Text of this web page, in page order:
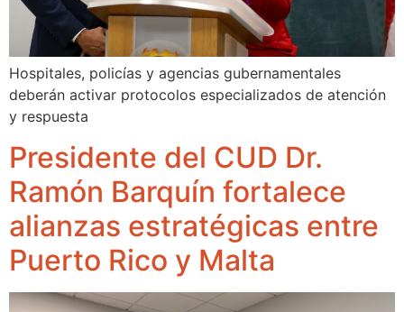
Hospitales, policías y agencias gubernamentales
deberán activar protocolos especializados de atención
y respuesta
Presidente del CUD Dr.
Ramón Barquín fortalece
alianzas estratégicas entre
Puerto Rico y Malta